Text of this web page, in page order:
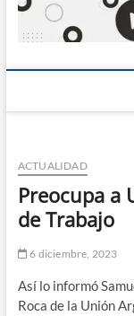
ACTUALIDAD
Preocupa a
de Trabajo
6 diciembre, 2023
Así lo informó
Roca de la Unión